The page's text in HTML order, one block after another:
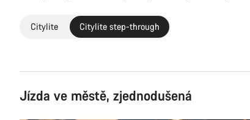
Citylite Citylite step-through
Jízda ve městě, zjednodušená